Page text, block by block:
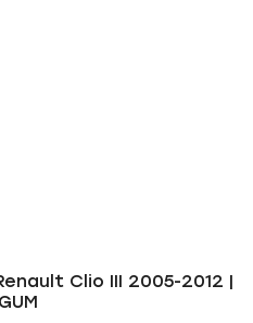
Clio III 2005-2012 |